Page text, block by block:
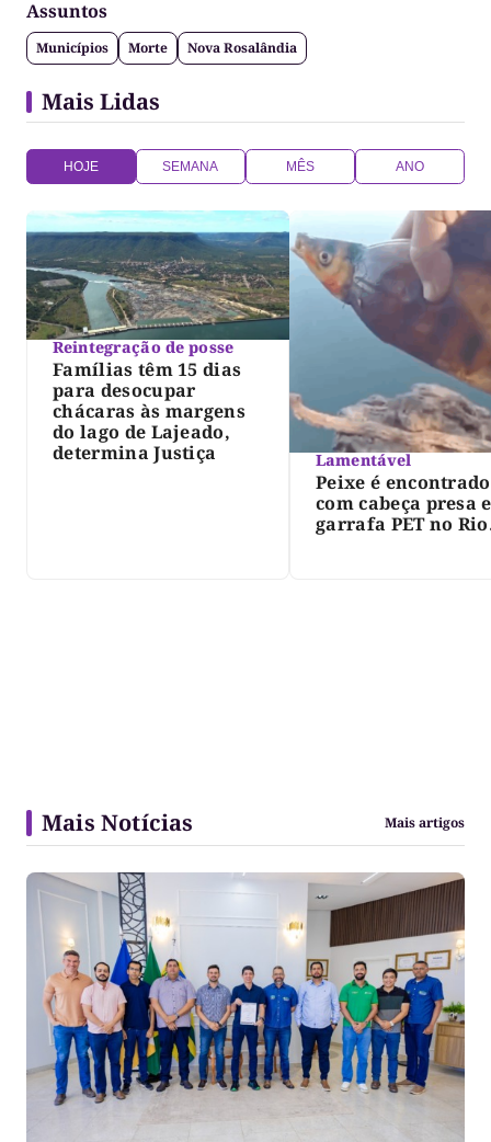
Assuntos
Municípios Morte Nova Rosalândia
Mais Lidas
HOJE SEMANA MÊS ANO
Reintegração de posse
Famílias têm 15 dias
para desocupar
chácaras às margens
do lago de Lajeado,
determina Justiça
Lamentável
Peixe é encontrado
com cabeça presa
garrafa PET no Rio
Mais Notícias Mais artigos